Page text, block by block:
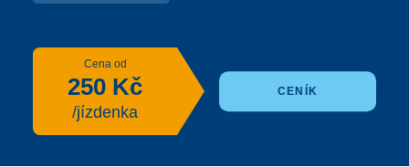
Cena od
250 Kč
/jízdenka
CENÍK